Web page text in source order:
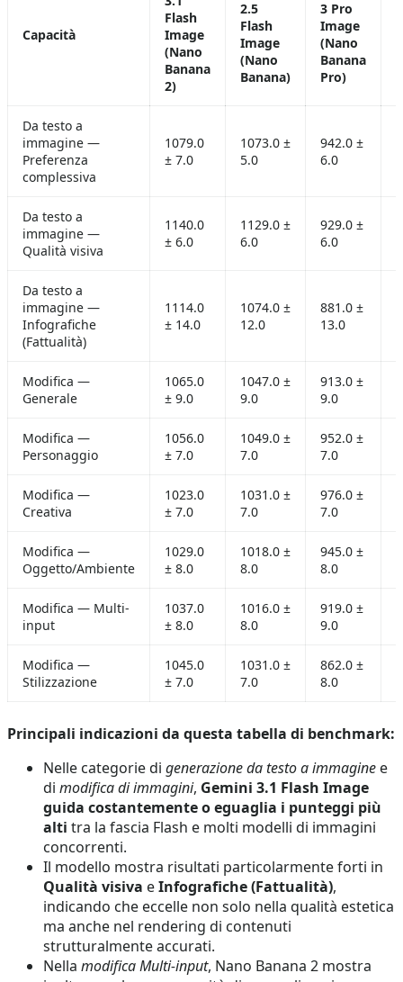
Capacità
Flash
Image
(Nano
Banana
2)
2.5
Flash
Image
(Nano
Banana)
3 Pro
Image
(Nano
Banana
Pro)
Da testo a
immagine —
Preferenza
complessiva
1079.0
± 7.0
1073.0 ±
5.0
942.0 ±
6.0
Da testo a
immagine —
Qualità visiva
1140.0
± 6.0
1129.0 ±
6.0
929.0 ±
6.0
Da testo a
immagine —
Infografiche
(Fattualità)
1114.0
± 14.0
1074.0 ±
12.0
881.0 ±
13.0
Modifica —
Generale
1065.0
± 9.0
1047.0 ±
9.0
913.0 ±
9.0
Modifica —
Personaggio
1056.0
± 7.0
1049.0 ±
7.0
952.0 ±
7.0
Modifica —
Creativa
1023.0
± 7.0
1031.0 ±
7.0
976.0 ±
7.0
Modifica —
Oggetto/Ambiente
1029.0
± 8.0
1018.0 ±
8.0
945.0 ±
8.0
Modifica — Multi-
input
1037.0
± 8.0
1016.0 ±
8.0
919.0 ±
9.0
Modifica —
Stilizzazione
1045.0
± 7.0
1031.0 ±
7.0
862.0 ±
8.0
Principali indicazioni da questa tabella di benchmark:
Nelle categorie di generazione da testo a immagine e
di modifica di immagini, Gemini 3.1 Flash Image
guida costantemente o eguaglia i punteggi più
alti tra la fascia Flash e molti modelli di immagini
concorrenti.
Il modello mostra risultati particolarmente forti in
Qualità visiva eInfografiche (Fattualità),
indicando che eccelle non solo nella qualità estetica
ma anche nel rendering di contenuti
strutturalmente accurati.
Nella modifica Multi-input, Nano Banana 2 mostra